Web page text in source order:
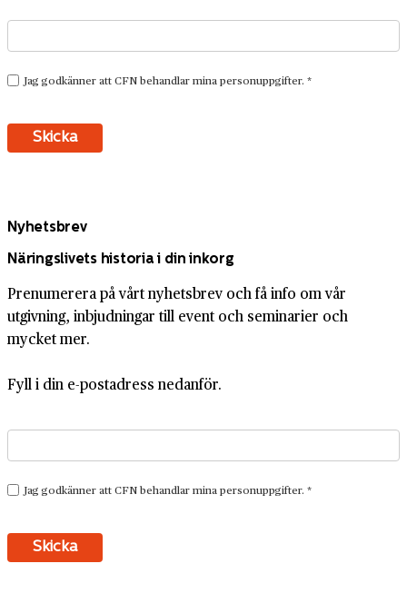
Nyhetsbrev
Näringslivets historia i din inkorg
Prenumerera på vårt nyhetsbrev och få info om vår
utgivning, inbjudningar till event och seminarier och
mycket mer.
Fyll i din e-postadress nedanför.